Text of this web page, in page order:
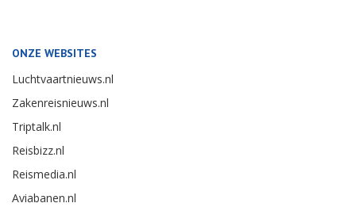
ONZE WEBSITES
Luchtvaartnieuws.nl
Zakenreisnieuws.nl
Triptalk.nl
Reisbizz.nl
Reismedia.nl
Aviabanen.nl